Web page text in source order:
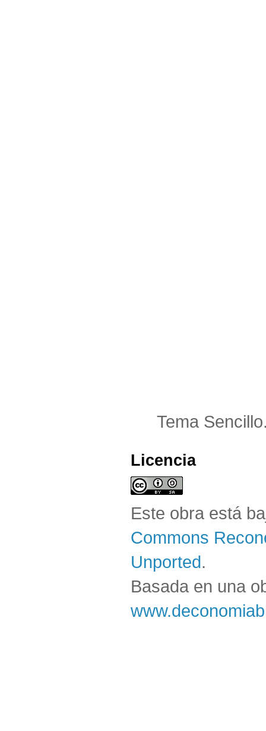
Tema
Licencia
Este obra está
Commons
Unported.
Basada en una